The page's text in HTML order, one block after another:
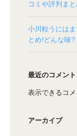
コミや評判ま
小川粒うには
とめ!どんな味?
最近のコメント
表示できるコメ
アーカイブ